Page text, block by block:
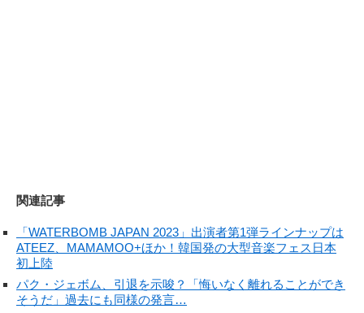
関連記事
「WATERBOMB JAPAN 2023」出演者第1弾ラインナップは
ATEEZ、MAMAMOO+ほか！韓国発の大型音楽フェス日本
初上陸
パク・ジェボム、引退を示唆？「悔いなく離れることができ
そうだ」過去にも同様の発言…